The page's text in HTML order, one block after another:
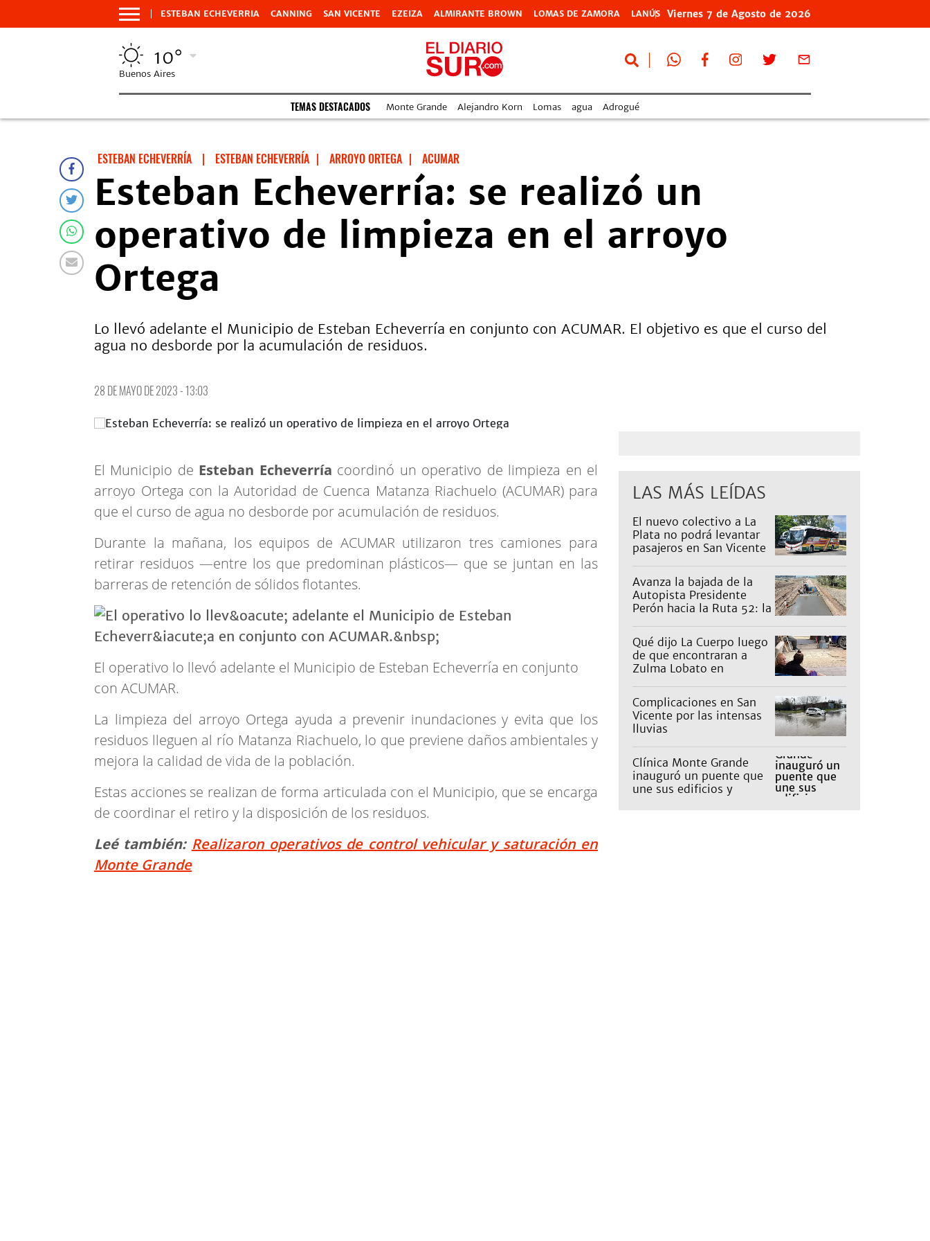
ESTEBAN ECHEVERRIA CANNING SAN VICENTE EZEIZA ALMIRANTE BROWN LOMAS DE ZAMORA LANÚS Viernes 7 de Agosto de 2026
10°
Buenos Aires
TEMAS DESTACADOS Monte Grande Alejandro Korn Lomas agua Adrogué
ESTEBAN ECHEVERRÍA | ESTEBAN ECHEVERRÍA | ARROYO ORTEGA | ACUMAR
Esteban Echeverría: se realizó un
operativo de limpieza en el arroyo
Ortega
Lo llevó adelante el Municipio de Esteban Echeverría en conjunto con ACUMAR. El objetivo es que el curso del
agua no desborde por la acumulación de residuos.
28 DE MAYO DE 2023 - 13:03
El Municipio de Esteban Echeverría coordinó un operativo de limpieza en el
arroyo Ortega con la Autoridad de Cuenca Matanza Riachuelo (ACUMAR) para
que el curso de agua no desborde por acumulación de residuos.
Durante la mañana, los equipos de ACUMAR utilizaron tres camiones para
retirar residuos —entre los que predominan plásticos— que se juntan en las
barreras de retención de sólidos flotantes.
El operativo lo llevó adelante el Municipio de Esteban Echeverría en conjunto
con ACUMAR.
La limpieza del arroyo Ortega ayuda a prevenir inundaciones y evita que los
residuos lleguen al río Matanza Riachuelo, lo que previene daños ambientales y
mejora la calidad de vida de la población.
Estas acciones se realizan de forma articulada con el Municipio, que se encarga
de coordinar el retiro y la disposición de los residuos.
Leé también: Realizaron operativos de control vehicular y saturación en
Monte Grande
LAS MÁS LEÍDAS
El nuevo colectivo a La
Plata no podrá levantar
pasajeros en San Vicente
Avanza la bajada de la
Autopista Presidente
Perón hacia la Ruta 52: la
Qué dijo La Cuerpo luego
de que encontraran a
Zulma Lobato en
Complicaciones en San
Vicente por las intensas
lluvias
Clínica Monte Grande
inauguró un puente que
une sus edificios y